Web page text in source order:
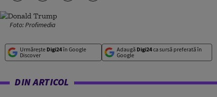
Foto: Profimedia
Urmărește Digi24în Google
Discover
Adaugă Digi24ca sursă preferată în
Google
DIN ARTICOL